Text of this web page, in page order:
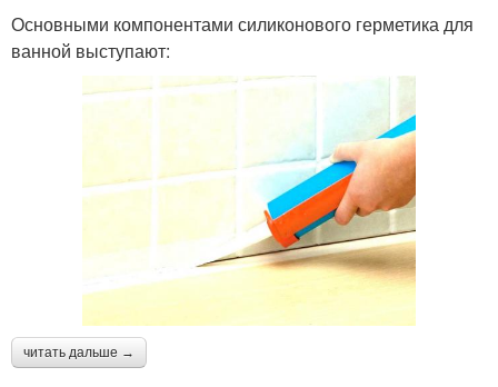
Основными компонентами силиконового герметика для
ванной выступают:
читать дальше →